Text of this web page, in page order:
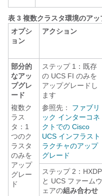
表 3 複数クラスタ環境のアッ
オプシ
ョン
アクション
部分的
なアッ
プグレ
ード
複数ク
ラス
タ：1
つのク
ラスタ
のみを
アップ
グレー
ド
ステップ 1：既存
の UCS FI のみを
アップグレードし
ます
参照先： ファブリ
ック インターコネ
クトでの Cisco
UCS インフラスト
ラクチャのアップ
グレード
ステップ 2：HXDP
と UCS ファームウ
ェアの組み合わせ